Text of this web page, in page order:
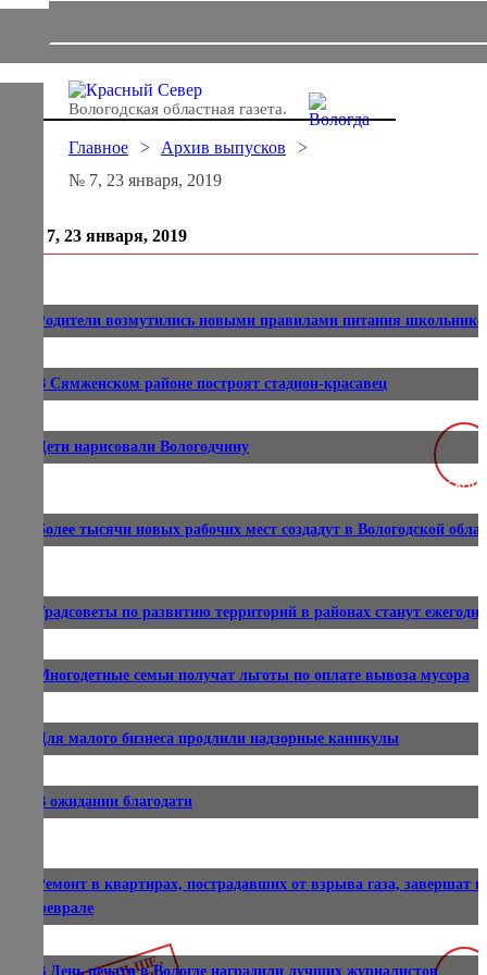
Вологодская областная газета.
Главное
Архив выпусков
№ 7, 23 января, 2019
№ 7, 23 января, 2019
Родители возмутились новыми правилами питания
В Сямженском районе построят стадион-красавец
Дети нарисовали Вологодчину
Более тысячи новых рабочих мест создадут в Вологодской
Градсоветы по развитию территорий в районах станут
Многодетные семьи получат льготы по оплате вывоза мусора
Для малого бизнеса продлили надзорные каникулы
В ожидании благодати
Ремонт в квартирах, пострадавших от взрыва газа, завершат в
феврале
В День печати в Вологде наградили лучших журналистов